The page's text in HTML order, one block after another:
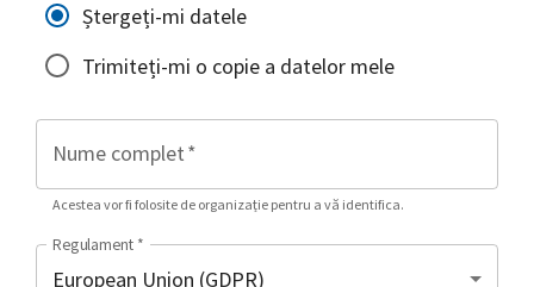
Ștergeți-mi datele
Trimiteți-mi o copie a datelor mele
Nume complet*
Acestea vor fi folosite de organizație pentru a vă identifica.
Regulament *